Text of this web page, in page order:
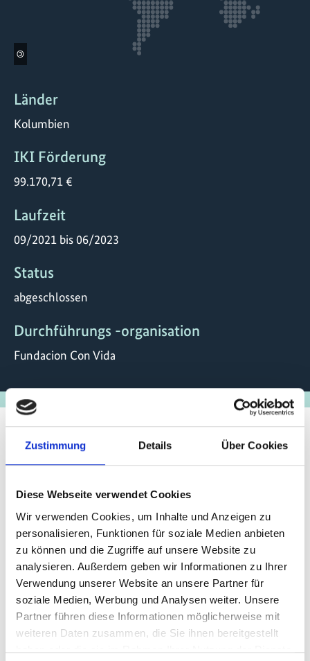
Zustimmung Details Über Cookies
Diese Webseite verwendet Cookies
Wir verwenden Cookies, um Inhalte und Anzeigen zu
personalisieren, Funktionen für soziale Medien anbieten
zu können und die Zugriffe auf unsere Website zu
analysieren. Außerdem geben wir Informationen zu Ihrer
Verwendung unserer Website an unsere Partner für
soziale Medien, Werbung und Analysen weiter. Unsere
Partner führen diese Informationen möglicherweise mit
weiteren Daten zusammen, die Sie ihnen bereitgestellt
haben oder die sie im Rahmen Ihrer Nutzung der Dienste
©
Länder
Kolumbien
IKI Förderung
99.170,71 €
Laufzeit
09/2021 bis 06/2023
Status
abgeschlossen
Durchführungs -organisation
Fundacion Con Vida
Stand der
Umsetzung/Ergebnisse
Das Projekt ist abgeschlossen. Weitere Informationen
zum Projekt sowie zum Umsetzungsstand finden Sie
auf der Internetseite der IKI Small Grants:iki-small-
grants.de
Letzte Aktualisierung:
08/2026